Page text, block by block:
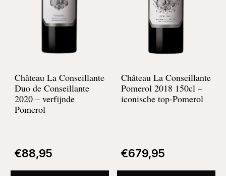
Château La Conseillante
Duo de Conseillante
2020 – verfijnde
Pomerol
€88,95
Château La Conseillante
Pomerol 2018 150cl –
iconische top-Pomerol
€679,95